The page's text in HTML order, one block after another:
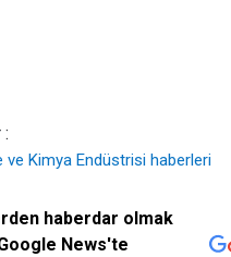
:
ve Kimya Endüstrisi haberleri
haberdar olmak
News'te